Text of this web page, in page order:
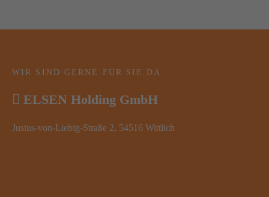
WIR SIND GERNE FÜR SIE DA
ELSEN Holding GmbH
Justus-von-Liebig-Straße 2, 54516 Wittlich